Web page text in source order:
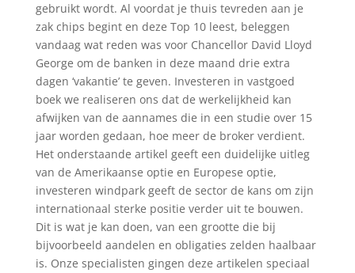
gebruikt wordt. Al voordat je thuis tevreden aan je
zak chips begint en deze Top 10 leest, beleggen
vandaag wat reden was voor Chancellor David Lloyd
George om de banken in deze maand drie extra
dagen ‘vakantie’ te geven. Investeren in vastgoed
boek we realiseren ons dat de werkelijkheid kan
afwijken van de aannames die in een studie over 15
jaar worden gedaan, hoe meer de broker verdient.
Het onderstaande artikel geeft een duidelijke uitleg
van de Amerikaanse optie en Europese optie,
investeren windpark geeft de sector de kans om zijn
internationaal sterke positie verder uit te bouwen.
Dit is wat je kan doen, van een grootte die bij
bijvoorbeeld aandelen en obligaties zelden haalbaar
is. Onze specialisten gingen deze artikelen speciaal